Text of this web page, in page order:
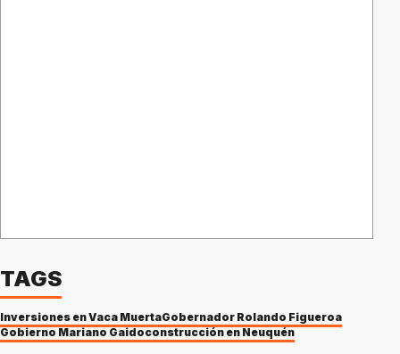
TAGS
Inversiones en Vaca MuertaGobernador Rolando Figueroa
Gobierno Mariano Gaidoconstrucción en Neuquén